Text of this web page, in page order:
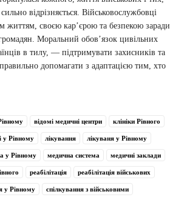
відрізняється. Військовослужбовці
життям, своєю кар’єрою та безпекою заради
громадян. Моральний обов’язок цивільних
в тилу, — підтримувати захисників та
допомагати з адаптацією тим, хто
відомі медичні центри клініки Рівного
у Рівному лікування лікуваня у Рівному
у Рівному медична система медичні заклади
реабілітація реабілітація військових
у Рівному спілкування з військовими